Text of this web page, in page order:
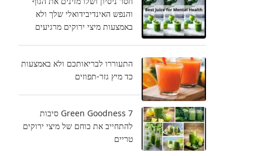
והנפש האינדיבידואלי שלך ולא
באמצעות מיצי ירוקים מרגיעים
התעוררו לבריאותכם ולא באמצעות
כד מיץ גזר-תפוזים
Green Goodness 7 סיבות
להתחייב את כוחם של מיצי ירוקים
טריים